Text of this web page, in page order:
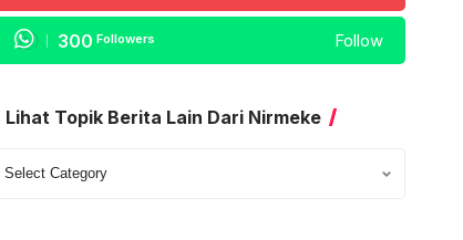
300 Followers Follow
Lihat Topik Berita Lain Dari Nirmeke
Lihat